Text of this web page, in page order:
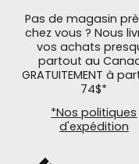
Pas de magasin
chez vous ? Nous
vos achats
partout au
GRATUITEMENT à
74$*
*Nos politiques
d'expédition